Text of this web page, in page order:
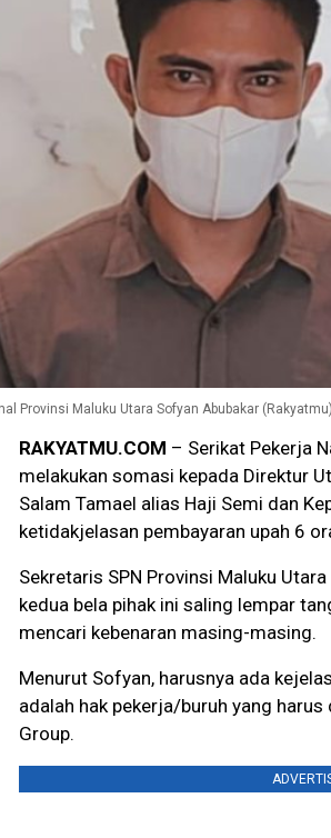
Provinsi Maluku Utara Sofyan Abubakar (Rakyatmu)
RAKYATMU.COM – Serikat Pekerja
melakukan somasi kepada Direktur
Salam Tamael alias Haji Semi dan
ketidakjelasan pembayaran upah 6
Sekretaris SPN Provinsi Maluku
kedua bela pihak ini saling lempar
mencari kebenaran masing-masing.
Menurut Sofyan, harusnya ada
adalah hak pekerja/buruh yang harus
Group.